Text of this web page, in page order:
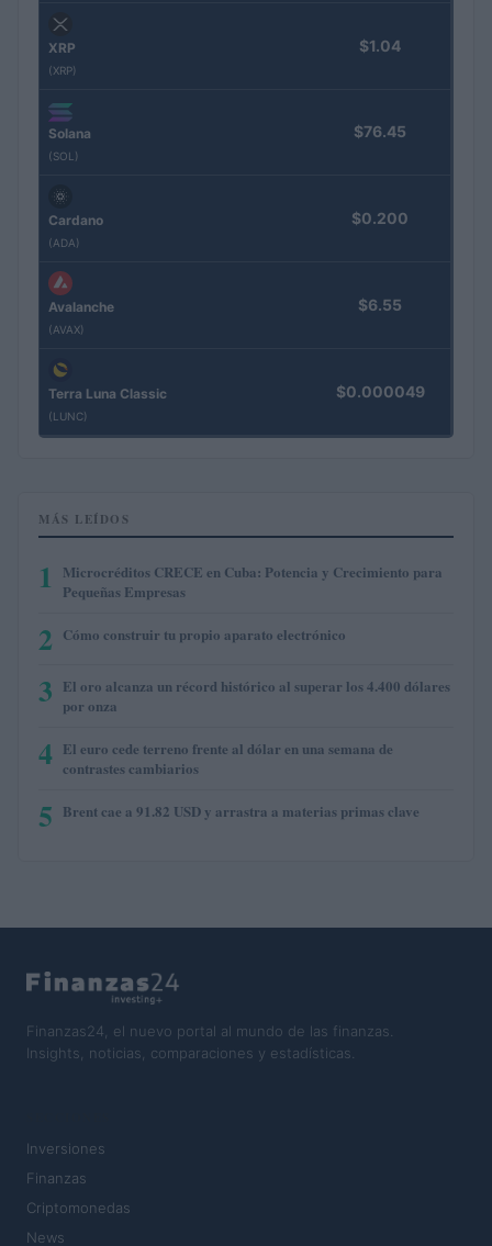
XRP
(XRP)
$1.04
Solana
(SOL)
$76.45
Cardano
(ADA)
$0.200
Avalanche
(AVAX)
$6.55
Terra Luna Classic
(LUNC)
$0.000049
MÁS LEÍDOS
1
Microcréditos CRECE en Cuba: Potencia y Crecimiento para
Pequeñas Empresas
2 Cómo construir tu propio aparato electrónico
3 El oro alcanza un récord histórico al superar los 4.400 dólares
por onza
4 El euro cede terreno frente al dólar en una semana de
contrastes cambiarios
5 Brent cae a 91.82 USD y arrastra a materias primas clave
Finanzas24, el nuevo portal al mundo de las finanzas.
Insights, noticias, comparaciones y estadísticas.
Inversiones
Finanzas
Criptomonedas
News